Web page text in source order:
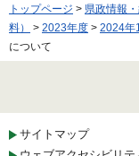
トップページ > 県政情報
料）
> 2023年度 > 2024年
について
サイトマップ